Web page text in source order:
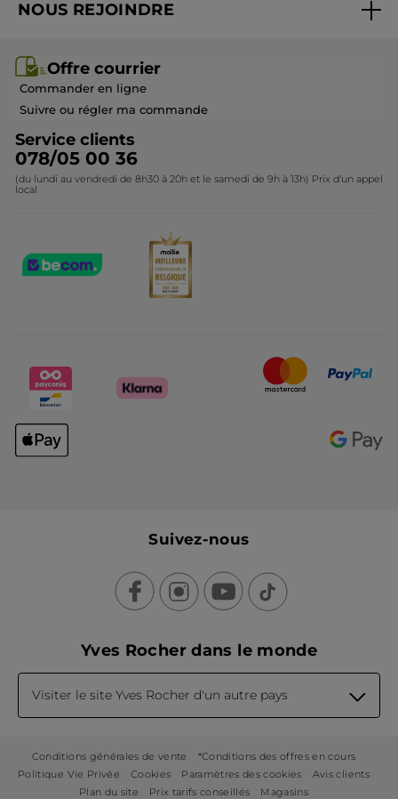
Idées cadeaux
Collection de Noël
Mes cadeaux
Questions & Réponses
Contactez-nous
NOUS REJOINDRE
Devenir franchisé ou gérant
Offre courrier
Commander en ligne
Suivre ou régler ma commande
Service clients
078/05 00 36
(du lundi au vendredi de 8h30 à 20h et le samedi de 9h à 13h) Prix d'un appel
local
Suivez-nous
Yves Rocher dans le monde
Visiter le site Yves Rocher d'un autre pays
Conditions générales de vente
*Conditions des offres en cours
Politique Vie Privée
Cookies Paramètres des cookies
Avis clients
Plan du site
Prix tarifs conseillés Magasins